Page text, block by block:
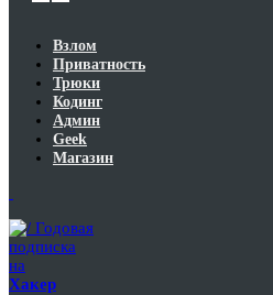
Взлом
Приватность
Трюки
Кодинг
Админ
Geek
Магазин
Годовая
подписка
на
Хакер